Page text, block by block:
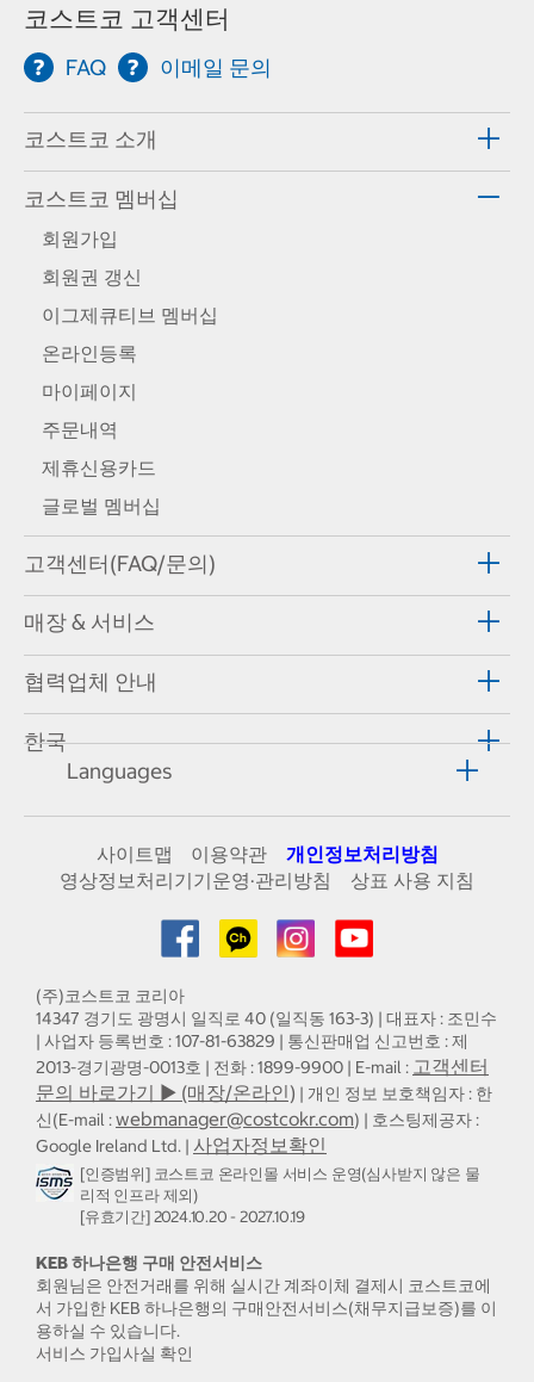
코스트코 고객센터
FAQ 이메일 문의
코스트코 소개
코스트코 멤버십
회원가입
회원권 갱신
이그제큐티브 멤버십
온라인등록
마이페이지
주문내역
제휴신용카드
글로벌 멤버십
고객센터(FAQ/문의)
매장 & 서비스
협력업체 안내
한국
Languages
사이트맵 이용약관
개인정보처리방침
영상정보처리기기운영·관리방침
상표 사용 지침
(주)코스트코 코리아
14347 경기도 광명시 일직로 40 (일직동 163-3) | 대표자 : 조민수
| 사업자 등록번호 : 107-81-63829 | 통신판매업 신고번호 : 제
2013-경기광명-0013호 | 전화 : 1899-9900 | E-mail : 고객센터
문의 바로가기 ▶ (매장/온라인) | 개인 정보 보호책임자 : 한
신(E-mail :webmanager@costcokr.com) | 호스팅제공자 :
Google Ireland Ltd. | 사업자정보확인
[인증범위] 코스트코 온라인몰 서비스 운영(심사받지 않은 물
리적 인프라 제외)
[유효기간] 2024.10.20 - 2027.10.19
KEB 하나은행 구매 안전서비스
회원님은 안전거래를 위해 실시간 계좌이체 결제시 코스트코에
서 가입한 KEB 하나은행의 구매안전서비스(채무지급보증)를 이
용하실 수 있습니다.
서비스 가입사실 확인